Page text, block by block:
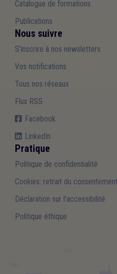
Catalogue de formations
Publications
Nous suivre
S'inscrire à nos newsletters
Vos notifications
Tous nos réseaux
Flux RSS
Facebook
LinkedIn
Pratique
Politique de confidentialité
Cookies: retrait du consentement
Déclaration sur l'accessibilité
Politique éthique